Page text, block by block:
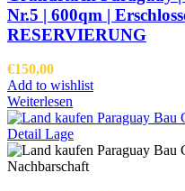
Nr.5 | 600qm |
RESERVIERUNG
€150,00
Add to wishlist
Weiterlesen